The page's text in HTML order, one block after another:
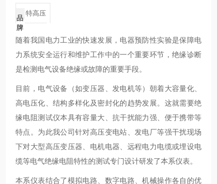
品
牌
特高压
随着我国电力工业的快速发展，电器预防性实验是保障电
力系统安全运行和维护工作中的一个重要环节，绝缘诊断
是检测电气设备绝缘或故障的重要手段。
目前，电气设备（如变压器、发电机等）朝着大容量化、
高电压化、结构多样化及密封化的趋势发展。这就需要绝
缘电阻测试仪本具有容量大、抗干扰能力强、便于携带等
特点。为此我公司针对高压变电站、发电厂等强干扰现场
下对大型高压变压器、电机电器、远程电力电缆或埋设电
缆等电气绝缘电阻特性的测试专门设计研发了本系仪表。
本系仪表结合了模拟电路、数字电路、机械操作各自的优